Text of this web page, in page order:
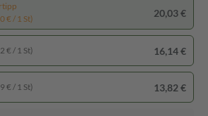
€ / 1 St)
20,03 €
€ / 1 St) 16,14 €
€ / 1 St) 13,82 €